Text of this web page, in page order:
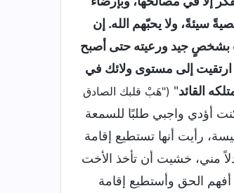
سيئةً، ولا يحبّهم الله. إن
بشخصٍ جيد ورعيته حتى أصبح
ارتقيت إلى مستوى ولائك في
القائد" ("هَبْ قلبك الصادق
أؤدي واجبي طلبًا للسمعة
رأيت أنها تستطيع إقامة
مني، خشيت أن تأخذ الأخت
الحق وأستطيع إقامة